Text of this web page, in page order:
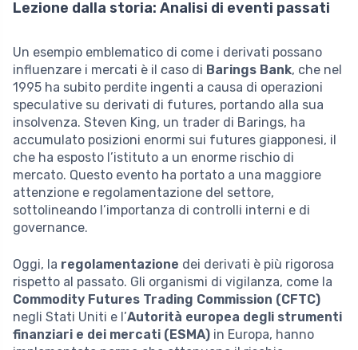
Lezione dalla storia: Analisi di eventi passati
Un esempio emblematico di come i derivati possano
influenzare i mercati è il caso di Barings Bank, che nel
1995 ha subito perdite ingenti a causa di operazioni
speculative su derivati di futures, portando alla sua
insolvenza. Steven King, un trader di Barings, ha
accumulato posizioni enormi sui futures giapponesi, il
che ha esposto l’istituto a un enorme rischio di
mercato. Questo evento ha portato a una maggiore
attenzione e regolamentazione del settore,
sottolineando l’importanza di controlli interni e di
governance.
Oggi, la regolamentazione dei derivati è più rigorosa
rispetto al passato. Gli organismi di vigilanza, come la
Commodity Futures Trading Commission (CFTC)
negli Stati Uniti e l’Autorità europea degli strumenti
finanziari e dei mercati (ESMA) in Europa, hanno